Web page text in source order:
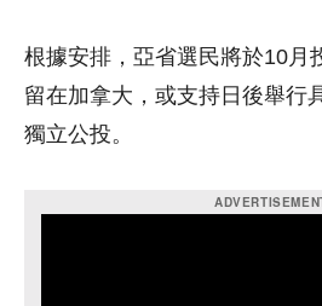
根據安排，亞省選民將於10月
留在加拿大，或支持日後舉行
獨立公投。